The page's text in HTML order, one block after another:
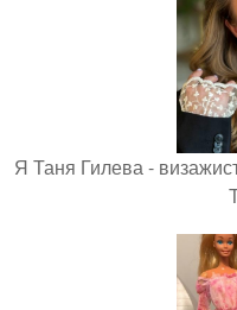
Я Таня Гилева -